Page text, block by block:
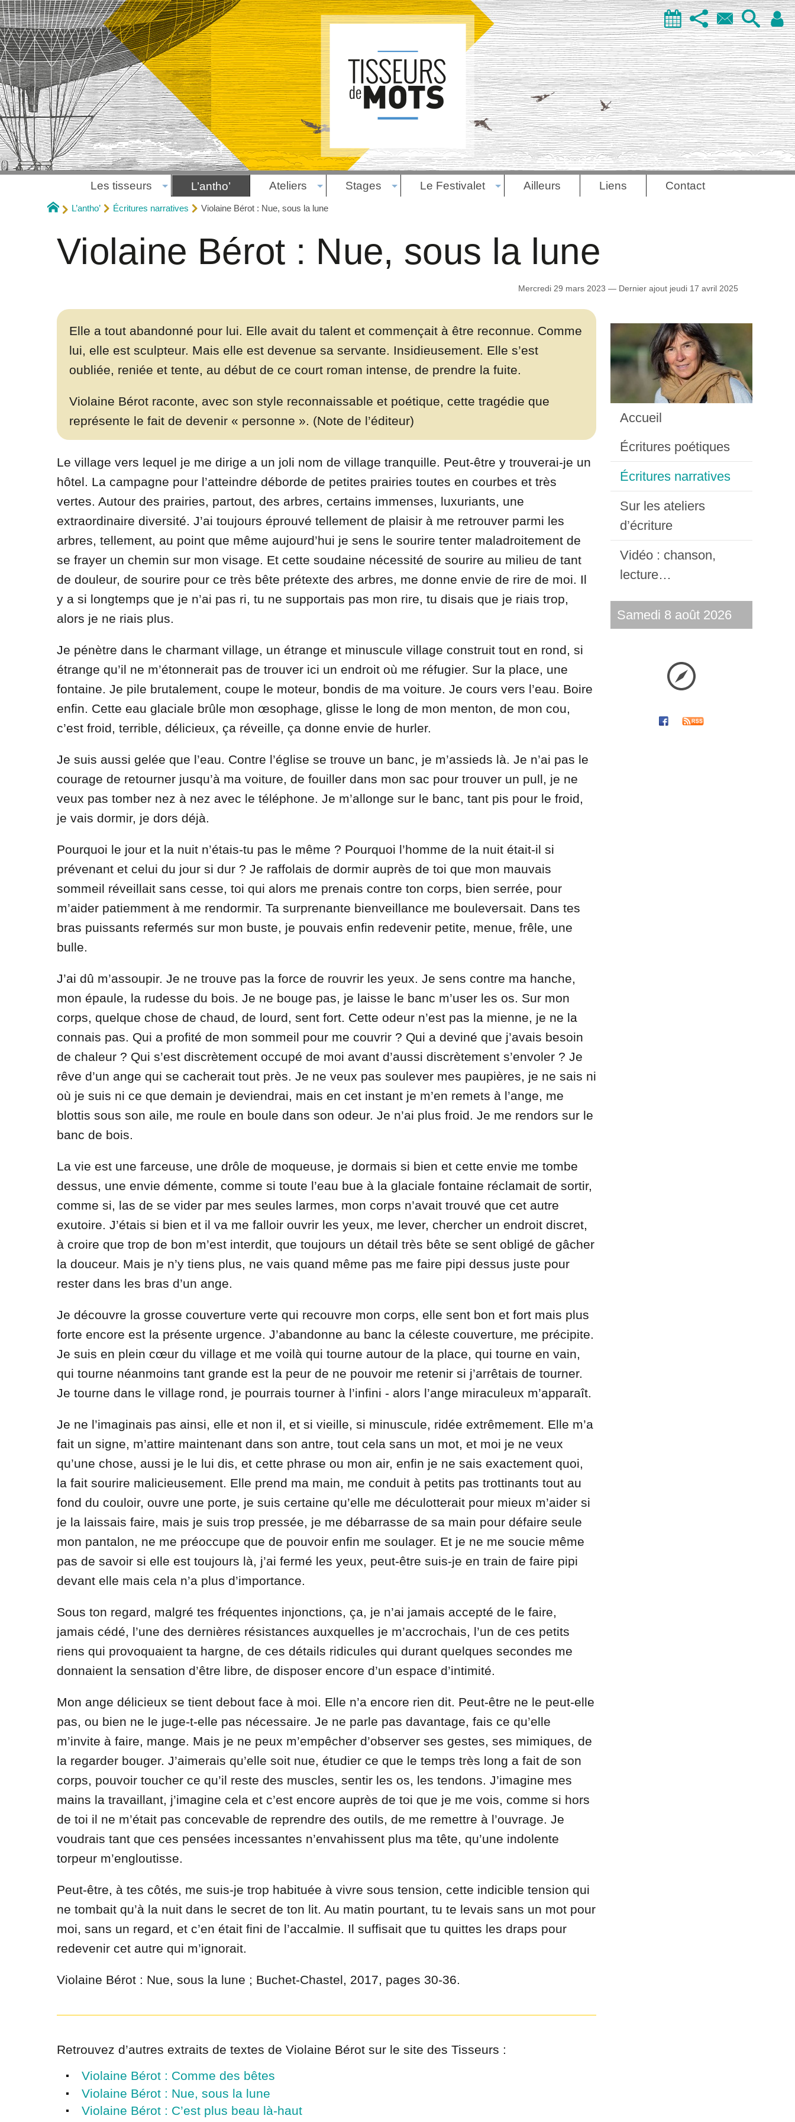
Les tisseurs L’antho’ Ateliers Stages Le Festivalet Ailleurs Liens Contact
L’antho’ Écritures narratives Violaine Bérot : Nue, sous la lune
Violaine Bérot : Nue, sous la lune
Mercredi 29 mars 2023 — Dernier ajout jeudi 17 avril 2025
Elle a tout abandonné pour lui. Elle avait du talent et commençait à être reconnue. Comme
lui, elle est sculpteur. Mais elle est devenue sa servante. Insidieusement. Elle s’est
oubliée, reniée et tente, au début de ce court roman intense, de prendre la fuite.
Violaine Bérot raconte, avec son style reconnaissable et poétique, cette tragédie que
représente le fait de devenir « personne ». (Note de l’éditeur)
Le village vers lequel je me dirige a un joli nom de village tranquille. Peut-être y trouverai-je un
hôtel. La campagne pour l’atteindre déborde de petites prairies toutes en courbes et très
vertes. Autour des prairies, partout, des arbres, certains immenses, luxuriants, une
extraordinaire diversité. J’ai toujours éprouvé tellement de plaisir à me retrouver parmi les
arbres, tellement, au point que même aujourd’hui je sens le sourire tenter maladroitement de
se frayer un chemin sur mon visage. Et cette soudaine nécessité de sourire au milieu de tant
de douleur, de sourire pour ce très bête prétexte des arbres, me donne envie de rire de moi. Il
y a si longtemps que je n’ai pas ri, tu ne supportais pas mon rire, tu disais que je riais trop,
alors je ne riais plus.
Je pénètre dans le charmant village, un étrange et minuscule village construit tout en rond, si
étrange qu’il ne m’étonnerait pas de trouver ici un endroit où me réfugier. Sur la place, une
fontaine. Je pile brutalement, coupe le moteur, bondis de ma voiture. Je cours vers l’eau. Boire
enfin. Cette eau glaciale brûle mon œsophage, glisse le long de mon menton, de mon cou,
c’est froid, terrible, délicieux, ça réveille, ça donne envie de hurler.
Je suis aussi gelée que l’eau. Contre l’église se trouve un banc, je m’assieds là. Je n’ai pas le
courage de retourner jusqu’à ma voiture, de fouiller dans mon sac pour trouver un pull, je ne
veux pas tomber nez à nez avec le téléphone. Je m’allonge sur le banc, tant pis pour le froid,
je vais dormir, je dors déjà.
Pourquoi le jour et la nuit n’étais-tu pas le même ? Pourquoi l’homme de la nuit était-il si
prévenant et celui du jour si dur ? Je raffolais de dormir auprès de toi que mon mauvais
sommeil réveillait sans cesse, toi qui alors me prenais contre ton corps, bien serrée, pour
m’aider patiemment à me rendormir. Ta surprenante bienveillance me bouleversait. Dans tes
bras puissants refermés sur mon buste, je pouvais enfin redevenir petite, menue, frêle, une
bulle.
J’ai dû m’assoupir. Je ne trouve pas la force de rouvrir les yeux. Je sens contre ma hanche,
mon épaule, la rudesse du bois. Je ne bouge pas, je laisse le banc m’user les os. Sur mon
corps, quelque chose de chaud, de lourd, sent fort. Cette odeur n’est pas la mienne, je ne la
connais pas. Qui a profité de mon sommeil pour me couvrir ? Qui a deviné que j’avais besoin
de chaleur ? Qui s’est discrètement occupé de moi avant d’aussi discrètement s’envoler ? Je
rêve d’un ange qui se cacherait tout près. Je ne veux pas soulever mes paupières, je ne sais ni
où je suis ni ce que demain je deviendrai, mais en cet instant je m’en remets à l’ange, me
blottis sous son aile, me roule en boule dans son odeur. Je n’ai plus froid. Je me rendors sur le
banc de bois.
La vie est une farceuse, une drôle de moqueuse, je dormais si bien et cette envie me tombe
dessus, une envie démente, comme si toute l’eau bue à la glaciale fontaine réclamait de sortir,
comme si, las de se vider par mes seules larmes, mon corps n’avait trouvé que cet autre
exutoire. J’étais si bien et il va me falloir ouvrir les yeux, me lever, chercher un endroit discret,
à croire que trop de bon m’est interdit, que toujours un détail très bête se sent obligé de gâcher
la douceur. Mais je n’y tiens plus, ne vais quand même pas me faire pipi dessus juste pour
rester dans les bras d’un ange.
Je découvre la grosse couverture verte qui recouvre mon corps, elle sent bon et fort mais plus
forte encore est la présente urgence. J’abandonne au banc la céleste couverture, me précipite.
Je suis en plein cœur du village et me voilà qui tourne autour de la place, qui tourne en vain,
qui tourne néanmoins tant grande est la peur de ne pouvoir me retenir si j’arrêtais de tourner.
Je tourne dans le village rond, je pourrais tourner à l’infini - alors l’ange miraculeux m’apparaît.
Je ne l’imaginais pas ainsi, elle et non il, et si vieille, si minuscule, ridée extrêmement. Elle m’a
fait un signe, m’attire maintenant dans son antre, tout cela sans un mot, et moi je ne veux
qu’une chose, aussi je le lui dis, et cette phrase ou mon air, enfin je ne sais exactement quoi,
la fait sourire malicieusement. Elle prend ma main, me conduit à petits pas trottinants tout au
fond du couloir, ouvre une porte, je suis certaine qu’elle me déculotterait pour mieux m’aider si
je la laissais faire, mais je suis trop pressée, je me débarrasse de sa main pour défaire seule
mon pantalon, ne me préoccupe que de pouvoir enfin me soulager. Et je ne me soucie même
pas de savoir si elle est toujours là, j’ai fermé les yeux, peut-être suis-je en train de faire pipi
devant elle mais cela n’a plus d’importance.
Sous ton regard, malgré tes fréquentes injonctions, ça, je n’ai jamais accepté de le faire,
jamais cédé, l’une des dernières résistances auxquelles je m’accrochais, l’un de ces petits
riens qui provoquaient ta hargne, de ces détails ridicules qui durant quelques secondes me
donnaient la sensation d’être libre, de disposer encore d’un espace d’intimité.
Mon ange délicieux se tient debout face à moi. Elle n’a encore rien dit. Peut-être ne le peut-elle
pas, ou bien ne le juge-t-elle pas nécessaire. Je ne parle pas davantage, fais ce qu’elle
m’invite à faire, mange. Mais je ne peux m’empêcher d’observer ses gestes, ses mimiques, de
la regarder bouger. J’aimerais qu’elle soit nue, étudier ce que le temps très long a fait de son
corps, pouvoir toucher ce qu’il reste des muscles, sentir les os, les tendons. J’imagine mes
mains la travaillant, j’imagine cela et c’est encore auprès de toi que je me vois, comme si hors
de toi il ne m’était pas concevable de reprendre des outils, de me remettre à l’ouvrage. Je
voudrais tant que ces pensées incessantes n’envahissent plus ma tête, qu’une indolente
torpeur m’engloutisse.
Peut-être, à tes côtés, me suis-je trop habituée à vivre sous tension, cette indicible tension qui
ne tombait qu’à la nuit dans le secret de ton lit. Au matin pourtant, tu te levais sans un mot pour
moi, sans un regard, et c’en était fini de l’accalmie. Il suffisait que tu quittes les draps pour
redevenir cet autre qui m’ignorait.
Violaine Bérot : Nue, sous la lune ; Buchet-Chastel, 2017, pages 30-36.
Retrouvez d’autres extraits de textes de Violaine Bérot sur le site des Tisseurs :
Violaine Bérot : Comme des bêtes
Violaine Bérot : Nue, sous la lune
Violaine Bérot : C’est plus beau là-haut
Accueil
Écritures poétiques
Écritures narratives
Sur les ateliers
d’écriture
Vidéo : chanson,
lecture…
Samedi 8 août 2026